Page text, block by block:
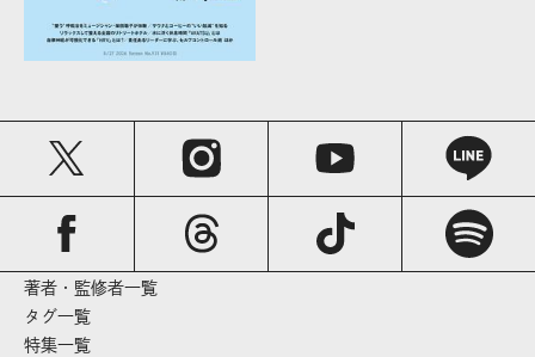
著者・監修者一覧
タグ一覧
特集一覧